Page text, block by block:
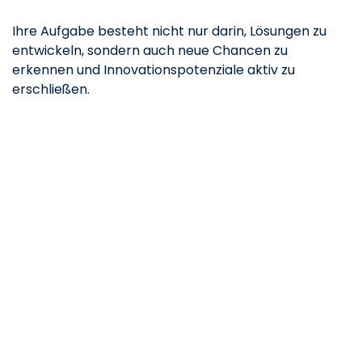
Ihre Aufgabe besteht nicht nur darin, Lösungen zu
entwickeln, sondern auch neue Chancen zu
erkennen und Innovationspotenziale aktiv zu
erschließen.